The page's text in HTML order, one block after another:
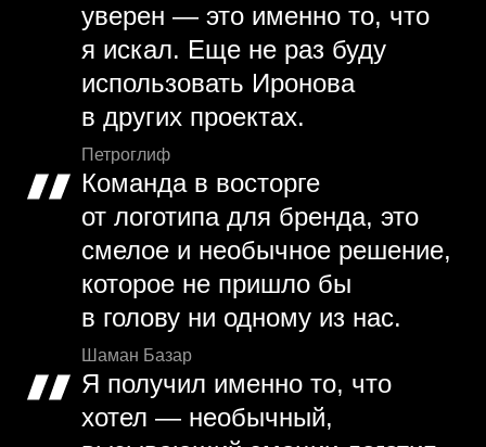
уверен — это именно то, что
я искал. Еще не раз буду
использовать Иронова
в других проектах.
Петроглиф
Команда в восторге
от логотипа для бренда, это
смелое и необычное решение,
которое не пришло бы
в голову ни одному из нас.
Шаман Базар
Я получил именно то, что
хотел — необычный,